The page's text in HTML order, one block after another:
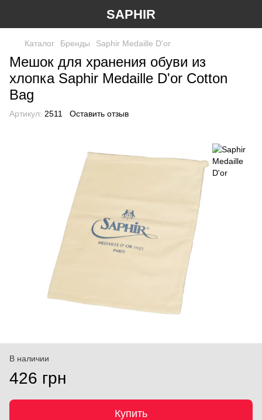
SAPHIR
Каталог Бренды Saphir Medaille D'or
Мешок для хранения обуви из
хлопка Saphir Medaille D'or Cotton
Bag
Артикул: 2511 Оставить отзыв
В наличии
426 грн
Купить